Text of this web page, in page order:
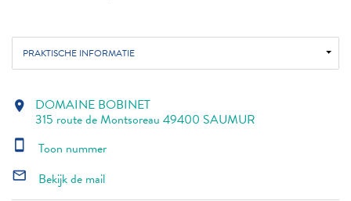
PRAKTISCHE INFORMATIE
location_on DOMAINE BOBINET
315 route de Montsoreau 49400 SAUMUR
smartphone Toon nummer
mail_outline Bekijk de mail